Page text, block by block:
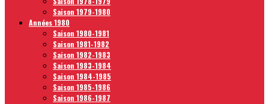
Saison 1979-1980
Années 1980
Saison 1980-1981
Saison 1981-1982
Saison 1982-1983
Saison 1983-1984
Saison 1984-1985
Saison 1985-1986
Saison 1986-1987